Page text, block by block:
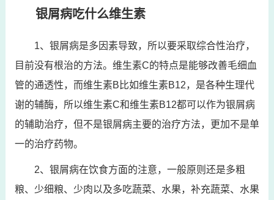
银屑病吃什么维生素
1、银屑病是多因素导致，所以要采取综合性治疗，
目前没有根治的方法。维生素C的特点是能够改善毛细血
管的通透性，而维生素B比如维生素B12，是各种生理代
谢的辅酶，所以维生素C和维生素B12都可以作为银屑病
的辅助治疗，但不是银屑病主要的治疗方法，更加不是单
一的治疗药物。
2、银屑病在饮食方面的注意，一般原则还是多粗
粮、少细粮、少肉以及多吃蔬菜、水果，补充蔬菜、水果